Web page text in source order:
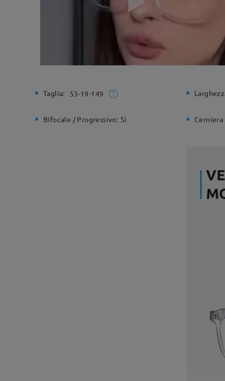
Taglia: 53-19-149
Bifocale / Progressivo: Sì Cerniera